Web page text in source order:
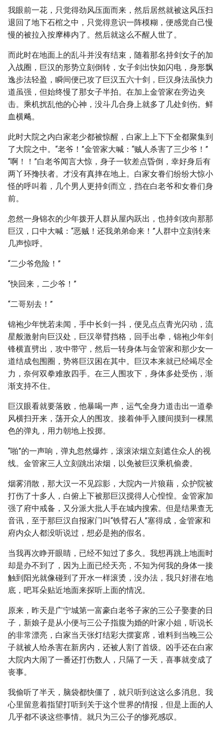
我眼前一花，只觉得劲风压面而来，然后居然就被这风压扫
退回了地下石棺之中，只觉得意识一阵模糊，便感觉自己慢
慢的被拉入按摩棒内了。然后就这么不醒人世了。
而此时在地面上的乱斗并没有结束，随着那名持剑女子的加
入战圈，巨汉的形势立刻倒转，女子剑出快如闪电，身形飘
逸步法轻盈，瞬间便已攻了巨汉五六十剑，巨汉身法虽快力
道虽强，但始终慢了那女子半拍。在加上金管家在旁边夹
击。乘机扰乱他的心神，没斗几合身上就多了几处剑伤。鲜
血横飚。
此时大院之内白家老少都被惊醒，白家上上下下全都聚集到
了大院之中。“老爷！”金管家大喊：“贼人杀害了三少爷！”
“啊！！”白老爷闻言大惊，身子一软差点昏倒，幸好身后有
两丫环搀扶者。才没有真摔在地上。白家女眷们纷纷大惊小
怪的呼叫着，几个男人更持剑而立，挡在白老爷和女眷们身
前。
忽然一身锦衣的少年拨开人群从屋内跃出，也持剑攻向那那
巨汉，口中大喊：“恶贼！还我弟弟命来！”人群中立刻转来
几声惊呼。
“二少爷危险！”
“快回来，二少爷！”
“二哥别去！”
锦袍少年恍若未闻，手中长剑一抖，便见点点青光闪动，流
星般激射向巨汉处，巨汉举臂挡格，回手出拳，锦袍少年剑
锋横直劈出，攻中带守，然后一转身体与金管家和那少女一
道结成包围圈，势将巨汉困在其中。巨汉本来就已经竭尽全
力，奈何双拳难敌四手。在三人围攻下，身体多处受伤，渐
渐支持不住。
巨汉眼看就要落败，他暴喝一声，运气全身力道击出一道拳
风横扫开来，荡开众人的围攻。接着伸手入腰间摸到一棵黑
色的弹丸，用力朝地上投掷。
“啪”的一声响，弹丸忽然爆炸，滚滚浓烟立刻遮住众人的视
线。金管家三人立刻跳出浓烟，以免被巨汉乘机偷袭。
烟雾消散，那大汉一不见踪影，大院内一片狼藉，众护院被
打伤了十多人，白俯上下被那巨汉搅得人心惶惶。金管家加
强了府中戒备，又分派大批人手在城内搜索。但是结果查无
音讯，至于那巨汉自报家门叫“铁臂石人”塞得成，金管家和
府内众人都没听说过，想必是抱的假名。
当我再次睁开眼睛，已经不知过了多久。我想再跳上地面时
却是办不到了，因为上面已经天亮，不知为何我的身体一接
触到阳光就像碰到了开水一样滚烫，没办法，我只好潜在地
底，吧耳朵贴近地面来探听上面的情况。
原来，昨天是广宁城第一富豪白老爷子家的三公子娶妻的日
子，新娘子是从小便与三公子指腹为婚的叶家小姐，听说长
的非常漂亮，白家当天张灯结彩大摆宴席，谁料到当晚三公
子就被人给杀害在新房内，还被人割了首级。凶手还在白家
大院内大闹了一番还打伤数人，只隔了一天，喜事就变成了
丧事。
我偷听了半天，脑袋都快僵了，就只听到这这么多消息。我
心里留意着指望打听到关于这个世界的情报，但是上面的人
几乎都不谈这些事情。就只为三公子的惨死感叹。